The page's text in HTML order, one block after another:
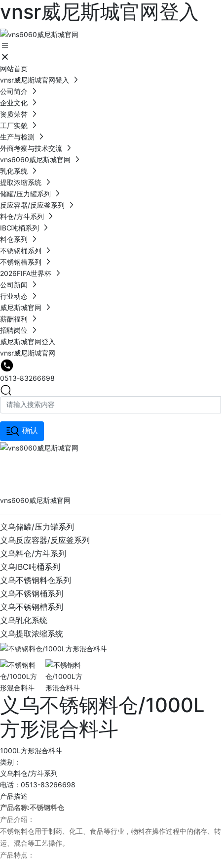
vnsr威尼斯城官网登入
网站首页
vnsr威尼斯城官网登入
公司简介
企业文化
资质荣誉
工厂实貌
生产与检测
外商考察与技术交流
vns6060威尼斯城官网
乳化系统
提取浓缩系统
储罐/压力罐系列
反应容器/反应釜系列
料仓/方斗系列
IBC吨桶系列
料仓系列
不锈钢桶系列
不锈钢槽系列
2026FIFA世界杯
公司新闻
行业动态
威尼斯城官网
薪酬福利
招聘岗位
威尼斯城官网登入
vnsr威尼斯城官网
0513-83266698
确认
vns6060威尼斯城官网
义乌储罐/压力罐系列
义乌反应容器/反应釜系列
义乌料仓/方斗系列
义乌IBC吨桶系列
义乌不锈钢料仓系列
义乌不锈钢桶系列
义乌不锈钢槽系列
义乌乳化系统
义乌提取浓缩系统
义乌不锈钢料仓/1000L
方形混合料斗
1000L方形混合料斗
类别：
义乌料仓/方斗系列
电话：0513-83266698
产品描述
产品名称:不锈钢料仓
产品介绍：
不锈钢料仓用于制药、化工、食品等行业，物料在操作过程中的储存、转
运、混合等工艺操作。
产品特点：